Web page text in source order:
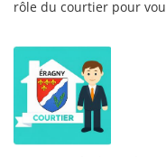
rôle du courtier pour